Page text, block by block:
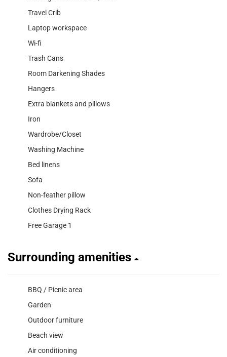
Travel Crib
Laptop workspace
Wi-fi
Trash Cans
Room Darkening Shades
Hangers
Extra blankets and pillows
Iron
Wardrobe/Closet
Washing Machine
Bed linens
Sofa
Non-feather pillow
Clothes Drying Rack
Free Garage 1
Surrounding amenities
BBQ / Picnic area
Garden
Outdoor furniture
Beach view
Air conditioning